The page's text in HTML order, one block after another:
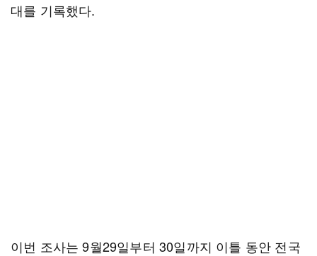
대를 기록했다.
이번 조사는 9월29일부터 30일까지 이틀 동안 전국